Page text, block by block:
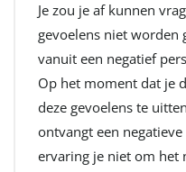
Je zou je af kunnen
gevoelens niet worden
vanuit een negatief
Op het moment dat je
deze gevoelens te
ontvangt een
ervaring je niet om het